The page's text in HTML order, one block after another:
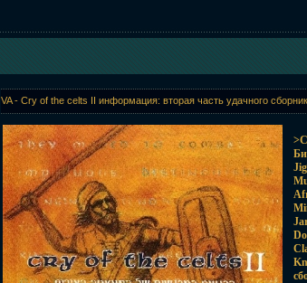
VA - Cry of the celts II информация: вторая часть удачного